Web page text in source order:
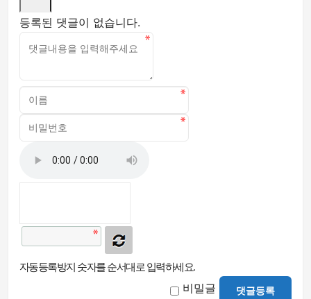
등록된 댓글이 없습니다.
자동등록방지 숫자를 순서대로 입력하세요.
비밀글 댓글등록